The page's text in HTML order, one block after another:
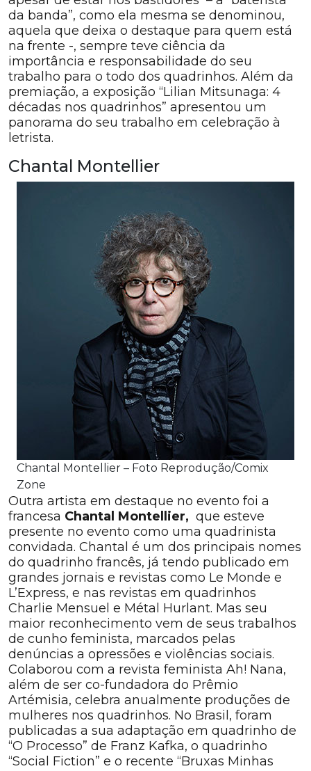
da banda”, como ela mesma se denominou,
aquela que deixa o destaque para quem está
na frente -, sempre teve ciência da
importância e responsabilidade do seu
trabalho para o todo dos quadrinhos. Além da
premiação, a exposição “Lilian Mitsunaga: 4
décadas nos quadrinhos” apresentou um
panorama do seu trabalho em celebração à
letrista.
Chantal Montellier
Chantal Montellier – Foto Reprodução/Comix
Zone
Outra artista em destaque no evento foi a
francesa Chantal Montellier, que esteve
presente no evento como uma quadrinista
convidada. Chantal é um dos principais nomes
do quadrinho francês, já tendo publicado em
grandes jornais e revistas como Le Monde e
L’Express, e nas revistas em quadrinhos
Charlie Mensuel e Métal Hurlant. Mas seu
maior reconhecimento vem de seus trabalhos
de cunho feminista, marcados pelas
denúncias a opressões e violências sociais.
Colaborou com a revista feminista Ah! Nana,
além de ser co-fundadora do Prêmio
Artémisia, celebra anualmente produções de
mulheres nos quadrinhos. No Brasil, foram
publicadas a sua adaptação em quadrinho de
“O Processo” de Franz Kafka, o quadrinho
“Social Fiction” e o recente “Bruxas Minhas